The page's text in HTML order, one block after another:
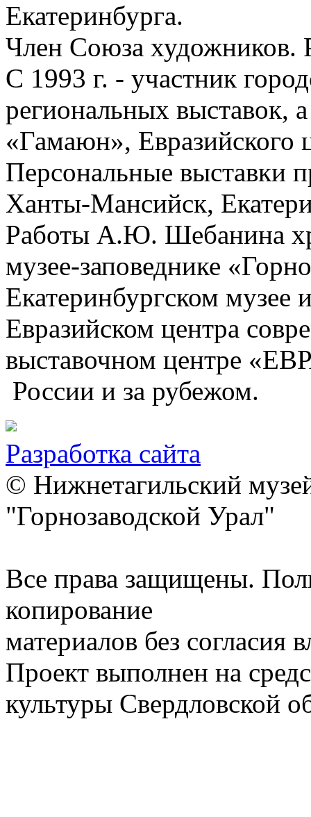
Екатеринбурга.
Член Союза художников.
С 1993 г. - участник
региональных выставок,
«Гамаюн», Евразийского
Персональные выставки
Ханты-Мансийск,
Работы А.Ю. Шебанина
музее-заповеднике
Екатеринбургском музее
Евразийском центра
выставочном центре
России и за рубежом.
Разработка сайта
© Нижнетагильский
"Горнозаводской Урал"
Все права защищены.
копирование
материалов без согласия
Проект выполнен на
культуры Свердловской